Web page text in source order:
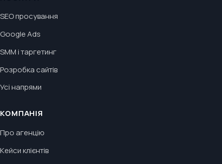
SEO просування
Google Ads
SMM і таргетинг
Розробка сайтів
Усі напрями
КОМПАНІЯ
Про агенцію
Кейси клієнтів